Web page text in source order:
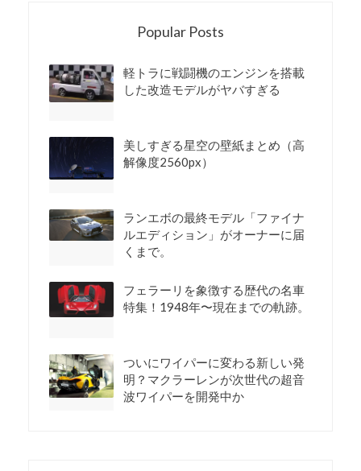
Popular Posts
軽トラに戦闘機のエンジンを搭載
した改造モデルがヤバすぎる
美しすぎる星空の壁紙まとめ（高
解像度2560px）
ランエボの最終モデル「ファイナ
ルエディション」がオーナーに届
くまで。
フェラーリを象徴する歴代の名車
特集！1948年〜現在までの軌跡。
ついにワイパーに変わる新しい発
明？マクラーレンが次世代の超音
波ワイパーを開発中か